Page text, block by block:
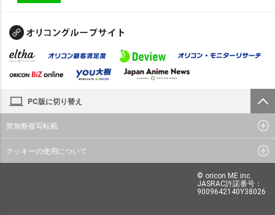
PC版に切り替え
禁無断複写転載
クッキーの使用について
© oricon ME inc.
JASRAC許諾番号：
9009642140Y38026